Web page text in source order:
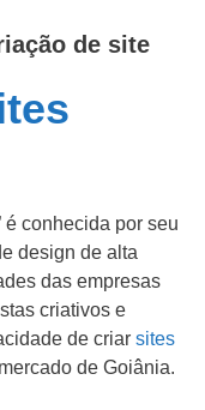
de site
é conhecida por seu
design de alta
das empresas
criativos e
de criar sites
de Goiânia.